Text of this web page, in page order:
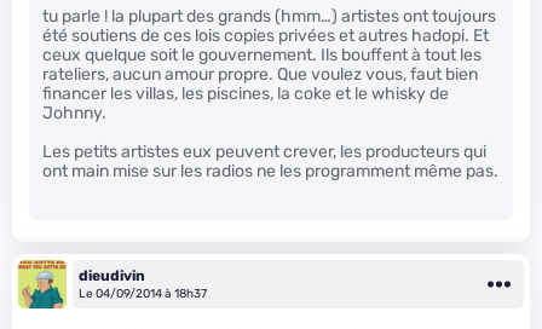
tu parle ! la plupart des grands (hmm…) artistes ont toujours
été soutiens de ces lois copies privées et autres hadopi. Et
ceux quelque soit le gouvernement. Ils bouffent à tout les
rateliers, aucun amour propre. Que voulez vous, faut bien
financer les villas, les piscines, la coke et le whisky de
Johnny.
Les petits artistes eux peuvent crever, les producteurs qui
ont main mise sur les radios ne les programment même pas.
dieudivin
Le 04/09/2014 à 18h37